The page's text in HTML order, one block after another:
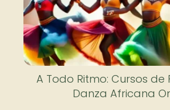
A Todo Ritmo: Cursos de
Danza Africana